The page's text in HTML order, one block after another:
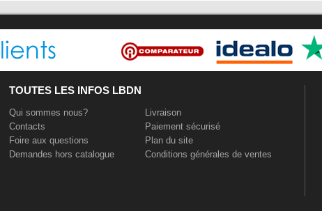
TOUTES LES INFOS LBDN
Qui sommes nous?
Contacts
Foire aux questions
Demandes hors catalogue
Livraison
Paiement sécurisé
Plan du site
Conditions générales de ventes